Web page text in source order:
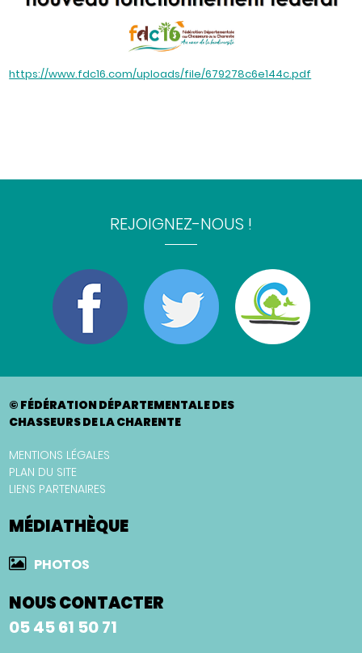
https://www.fdc16.com/uploads/file/679278c6e144c.pdf
REJOIGNEZ-NOUS !
© FÉDÉRATION DÉPARTEMENTALE DES
CHASSEURS DE LA CHARENTE
MENTIONS LÉGALES
PLAN DU SITE
LIENS PARTENAIRES
MÉDIATHÈQUE
PHOTOS
NOUS CONTACTER
05 45 61 50 71